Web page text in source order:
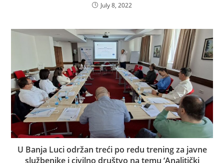
July 8, 2022
U Banja Luci održan treći po redu trening za javne
službenike i civilno društvo na temu ‘Analitički